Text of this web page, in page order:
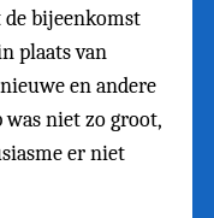
bijeenkomst
plaats van
en andere
was niet zo groot,
er niet